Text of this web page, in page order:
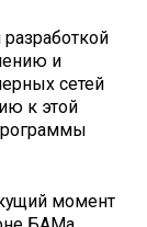
разработкой
и
сетей
к этой
момент